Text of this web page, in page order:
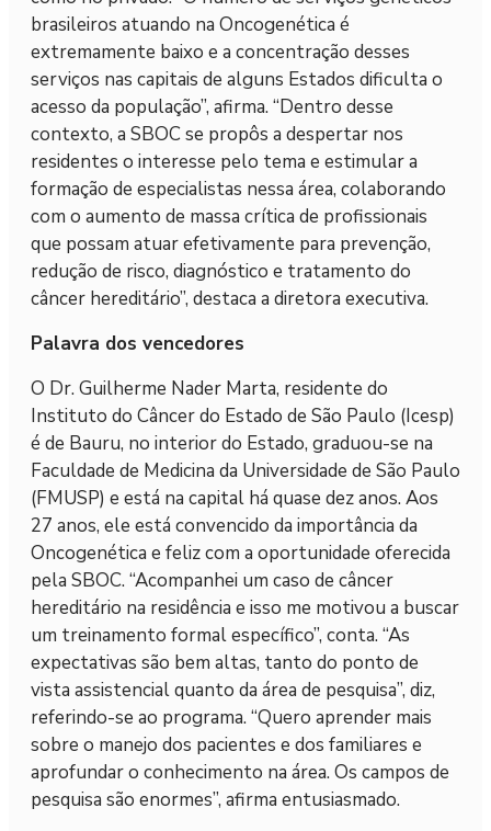
brasileiros atuando na Oncogenética é
extremamente baixo e a concentração desses
serviços nas capitais de alguns Estados dificulta o
acesso da população”, afirma. “Dentro desse
contexto, a SBOC se propôs a despertar nos
residentes o interesse pelo tema e estimular a
formação de especialistas nessa área, colaborando
com o aumento de massa crítica de profissionais
que possam atuar efetivamente para prevenção,
redução de risco, diagnóstico e tratamento do
câncer hereditário”, destaca a diretora executiva.
Palavra dos vencedores
O Dr. Guilherme Nader Marta, residente do
Instituto do Câncer do Estado de São Paulo (Icesp)
é de Bauru, no interior do Estado, graduou-se na
Faculdade de Medicina da Universidade de São Paulo
(FMUSP) e está na capital há quase dez anos. Aos
27 anos, ele está convencido da importância da
Oncogenética e feliz com a oportunidade oferecida
pela SBOC. “Acompanhei um caso de câncer
hereditário na residência e isso me motivou a buscar
um treinamento formal específico”, conta. “As
expectativas são bem altas, tanto do ponto de
vista assistencial quanto da área de pesquisa”, diz,
referindo-se ao programa. “Quero aprender mais
sobre o manejo dos pacientes e dos familiares e
aprofundar o conhecimento na área. Os campos de
pesquisa são enormes”, afirma entusiasmado.